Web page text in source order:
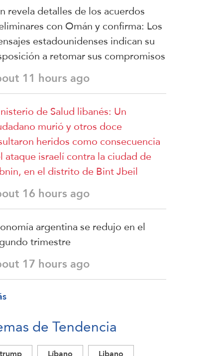
revela detalles de los acuerdos
con Omán y confirma: Los
estadounidenses indican su
a retomar sus compromisos
11 hours ago
de Salud libanés: Un
murió y otros doce
heridos como consecuencia
ataque israelí contra la ciudad de
en el distrito de Bint Jbeil
16 hours ago
argentina se redujo en el
trimestre
17 hours ago
de Tendencia